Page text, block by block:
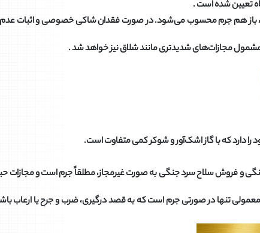
باز هم جرم محسوب می‌شود. در صورت فقدان شاکی خصوصی و اثبات
دارد که با گاز اشک‌آور و شوکر کمی متفاوت است.
قانون مجازات اسلامی، حمل سلاح سرد معمولی تنها در صورتی جرم است که به قصد درگیری، ضرب و جرح یا